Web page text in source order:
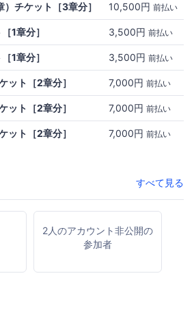
チケット［3章分］ 10,500円 前払い
1章分］ 3,500円 前払い
1章分］ 3,500円 前払い
ット［2章分］ 7,000円 前払い
ット［2章分］ 7,000円 前払い
ット［2章分］ 7,000円 前払い
すべて見る
2人のアカウント非公開の
参加者